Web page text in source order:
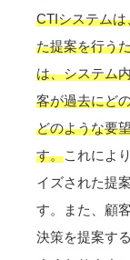
CTIシステム
た提案を行う
は、システム
客が過去にど
どのような要
す。これによ
イズされた提
す。また、顧
決策を提案す